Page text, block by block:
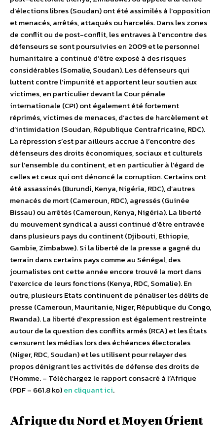
d’élections libres (Soudan) ont été assimilés à l’opposition
et menacés, arrêtés, attaqués ou harcelés. Dans les zones
de conflit ou de post-conflit, les entraves à l’encontre des
défenseurs se sont poursuivies en 2009 et le personnel
humanitaire a continué d’être exposé à des risques
considérables (Somalie, Soudan). Les défenseurs qui
luttent contre l’impunité et apportent leur soutien aux
victimes, en particulier devant la Cour pénale
internationale (CPI) ont également été fortement
réprimés, victimes de menaces, d’actes de harcèlement et
d’intimidation (Soudan, République Centrafricaine, RDC).
La répression s’est par ailleurs accrue à l’encontre des
défenseurs des droits économiques, sociaux et culturels
sur l’ensemble du continent, et en particulier à l’égard de
celles et ceux qui ont dénoncé la corruption. Certains ont
été assassinés (Burundi, Kenya, Nigéria, RDC), d’autres
menacés de mort (Cameroun, RDC), agressés (Guinée
Bissau) ou arrêtés (Cameroun, Kenya, Nigéria). La liberté
du mouvement syndical a aussi continué d’être entravée
dans plusieurs pays du continent (Djibouti, Ethiopie,
Gambie, Zimbabwe). Si la liberté de la presse a gagné du
terrain dans certains pays comme au Sénégal, des
journalistes ont cette année encore trouvé la mort dans
l’exercice de leurs fonctions (Kenya, RDC, Somalie). En
outre, plusieurs Etats continuent de pénaliser les délits de
presse (Cameroun, Mauritanie, Niger, République du Congo,
Rwanda). La liberté d’expression est également restreinte
autour de la question des conflits armés (RCA) et les États
censurent les médias lors des échéances électorales
(Niger, RDC, Soudan) et les utilisent pour relayer des
propos dénigrant les activités de défense des droits de
l’Homme. – Téléchargez le rapport consacré à l’Afrique
(PDF – 661.8 ko)en cliquant ici.
Afrique du Nord et Moyen Orient